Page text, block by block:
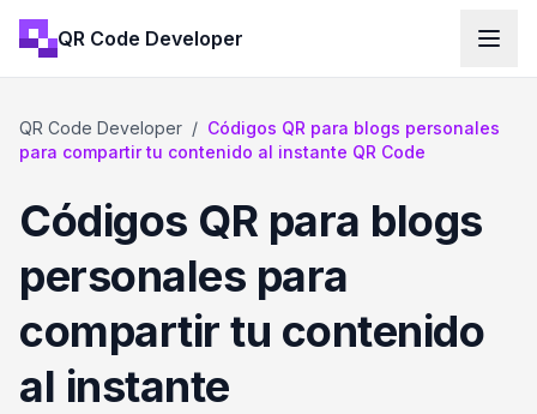
QR Code Developer
QR Code Developer / Códigos QR para blogs personales
para compartir tu contenido al instante QR Code
Códigos QR para blogs
personales para
compartir tu contenido
al instante